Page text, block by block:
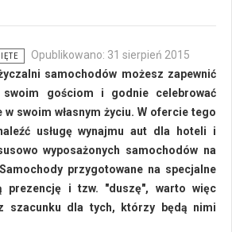
Opublikowano: 31 sierpień 2015
samochodów możesz zapewnić
gościom i godnie celebrować
w swoim własnym życiu. W ofercie tego
usługę wynajmu aut dla hoteli i
wyposażonych samochodów na
przygotowane na specjalne
prezencję i tzw. "duszę", warto więc
szacunku dla tych, którzy będą nimi